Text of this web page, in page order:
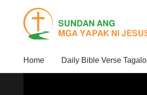
Home Daily Bible Verse